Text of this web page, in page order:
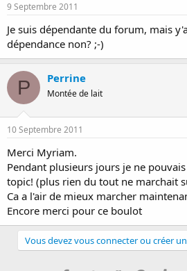
9 Septembre 2011
Je suis dépendante du forum, mais
dépendance non? ;-)
P Perrine
Montée de lait
10 Septembre 2011
Merci Myriam.
Pendant plusieurs jours je ne
topic! (plus rien du tout ne marchait
Ca a l'air de mieux marcher
Encore merci pour ce boulot
Vous devez vous connecter ou créer